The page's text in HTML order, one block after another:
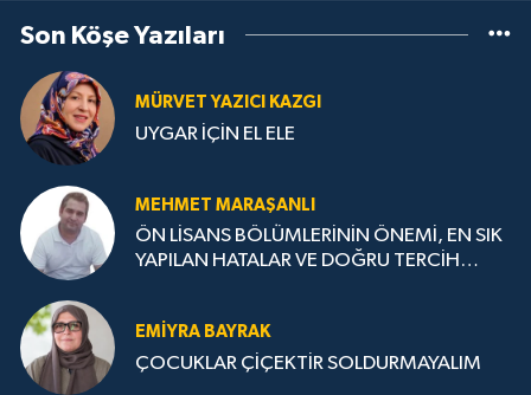
Son Köşe Yazıları
MÜRVET YAZICI KAZGI
UYGAR İÇİN EL ELE
MEHMET MARAŞANLI
ÖN LİSANS BÖLÜMLERİNİN ÖNEMİ, EN SIK
YAPILAN HATALAR VE DOĞRU TERCİH
EMIYRA BAYRAK
ÇOCUKLAR ÇİÇEKTİR SOLDURMAYALIM